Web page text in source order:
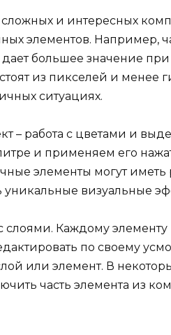
и интересных
элементов. Например,
большее значение
из пикселей и менее
ситуациях.
– работа с цветами и
и применяем его
элементы могут
уникальные визуальные
слоями. Каждому
по своему
или элемент. В
часть элемента из